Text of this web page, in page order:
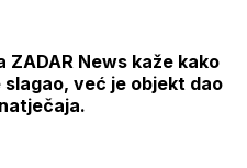
News kaže kako
već je objekt dao